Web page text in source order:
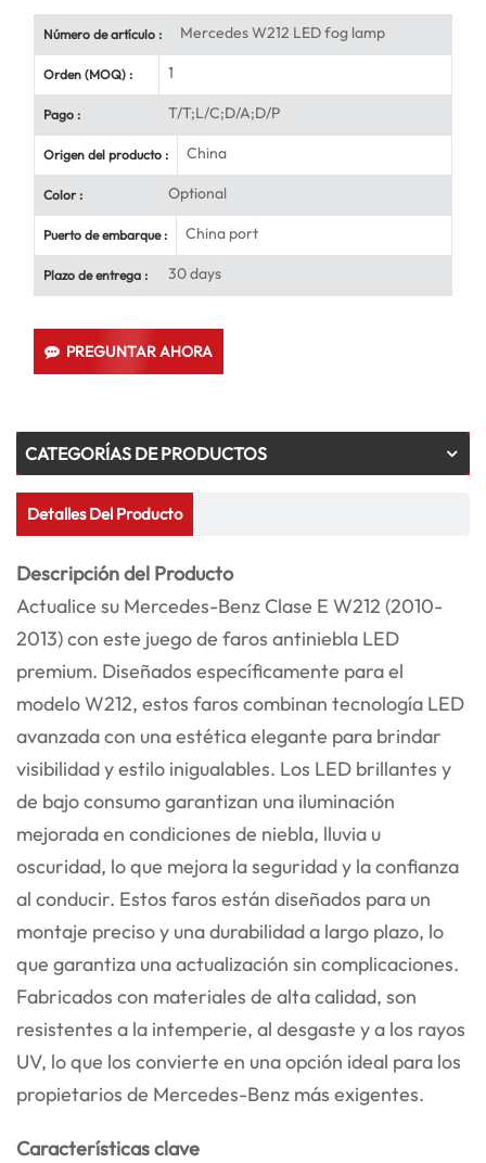
Número de artículo : Mercedes W212 LED fog lamp
Orden (MOQ) : 1
Pago : T/T;L/C;D/A;D/P
Origen del producto : China
Color : Optional
Puerto de embarque : China port
Plazo de entrega : 30 days
PREGUNTAR AHORA
CATEGORÍAS DE PRODUCTOS
Detalles Del Producto
Descripción del Producto
Actualice su Mercedes-Benz Clase E W212 (2010-
2013) con este juego de faros antiniebla LED
premium. Diseñados específicamente para el
modelo W212, estos faros combinan tecnología LED
avanzada con una estética elegante para brindar
visibilidad y estilo inigualables. Los LED brillantes y
de bajo consumo garantizan una iluminación
mejorada en condiciones de niebla, lluvia u
oscuridad, lo que mejora la seguridad y la confianza
al conducir. Estos faros están diseñados para un
montaje preciso y una durabilidad a largo plazo, lo
que garantiza una actualización sin complicaciones.
Fabricados con materiales de alta calidad, son
resistentes a la intemperie, al desgaste y a los rayos
UV, lo que los convierte en una opción ideal para los
propietarios de Mercedes-Benz más exigentes.
Características clave